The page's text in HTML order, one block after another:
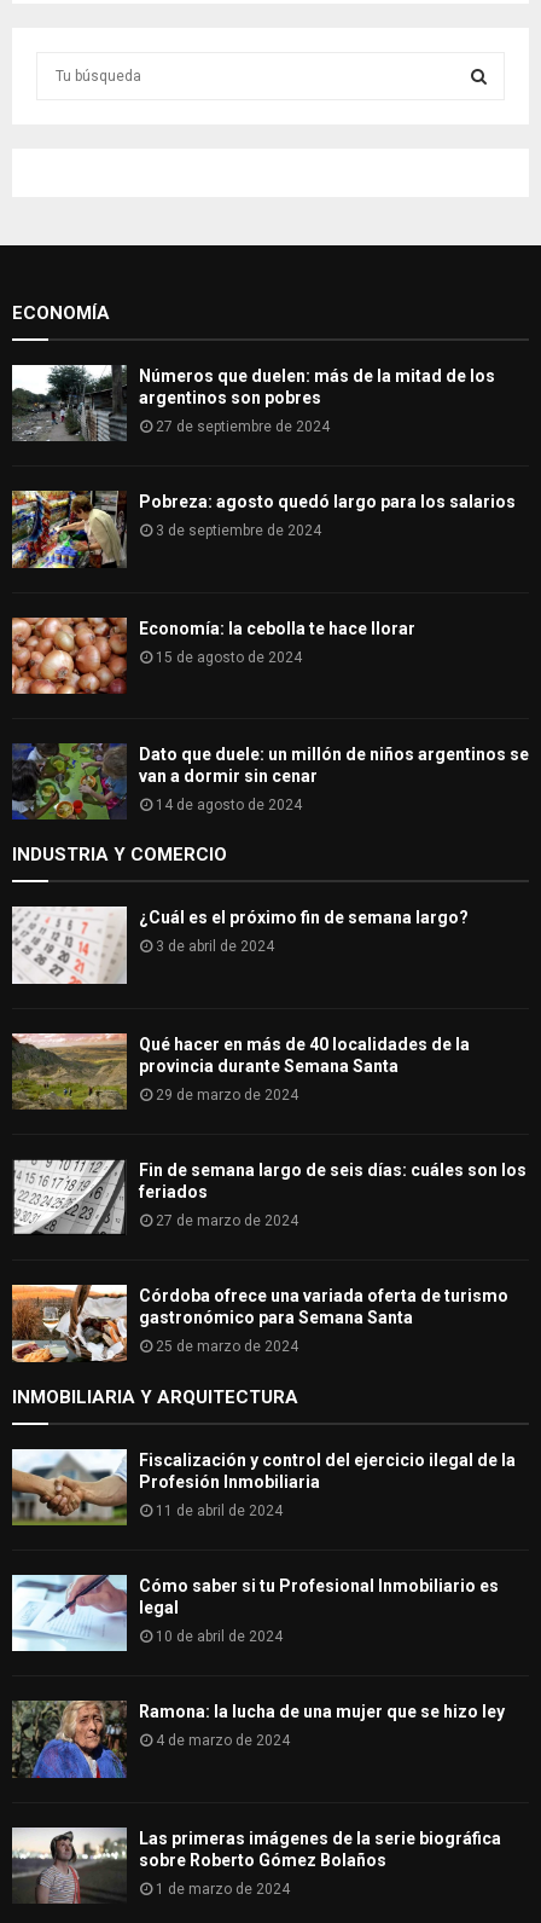
o
H
ECONOMÍA
Números que duelen: más de la mitad de los
argentinos son pobres
27 de septiembre de 2024
Pobreza: agosto quedó largo para los salarios
3 de septiembre de 2024
Economía: la cebolla te hace llorar
15 de agosto de 2024
Dato que duele: un millón de niños argentinos se
van a dormir sin cenar
14 de agosto de 2024
INDUSTRIA Y COMERCIO
¿Cuál es el próximo fin de semana largo?
3 de abril de 2024
Qué hacer en más de 40 localidades de la
provincia durante Semana Santa
29 de marzo de 2024
Fin de semana largo de seis días: cuáles son los
feriados
27 de marzo de 2024
Córdoba ofrece una variada oferta de turismo
gastronómico para Semana Santa
25 de marzo de 2024
INMOBILIARIA Y ARQUITECTURA
Fiscalización y control del ejercicio ilegal de la
Profesión Inmobiliaria
11 de abril de 2024
Cómo saber si tu Profesional Inmobiliario es
legal
10 de abril de 2024
Ramona: la lucha de una mujer que se hizo ley
4 de marzo de 2024
Las primeras imágenes de la serie biográfica
sobre Roberto Gómez Bolaños
1 de marzo de 2024